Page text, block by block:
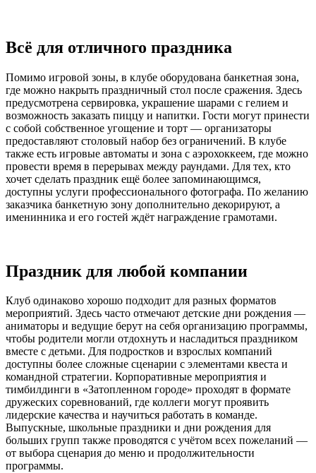
Всё для отличного праздника
Помимо игровой зоны, в клубе оборудована банкетная зона,
где можно накрыть праздничный стол после сражения. Здесь
предусмотрена сервировка, украшение шарами с гелием и
возможность заказать пиццу и напитки. Гости могут принести
с собой собственное угощение и торт — организаторы
предоставляют столовый набор без ограничений. В клубе
также есть игровые автоматы и зона с аэрохоккеем, где можно
провести время в перерывах между раундами. Для тех, кто
хочет сделать праздник ещё более запоминающимся,
доступны услуги профессионального фотографа. По желанию
заказчика банкетную зону дополнительно декорируют, а
именинника и его гостей ждёт награждение грамотами.
Праздник для любой компании
Клуб одинаково хорошо подходит для разных форматов
мероприятий. Здесь часто отмечают детские дни рождения —
аниматоры и ведущие берут на себя организацию программы,
чтобы родители могли отдохнуть и насладиться праздником
вместе с детьми. Для подростков и взрослых компаний
доступны более сложные сценарии с элементами квеста и
командной стратегии. Корпоративные мероприятия и
тимбилдинги в «Затопленном городе» проходят в формате
дружеских соревнований, где коллеги могут проявить
лидерские качества и научиться работать в команде.
Выпускные, школьные праздники и дни рождения для
больших групп также проводятся с учётом всех пожеланий —
от выбора сценария до меню и продолжительности
программы.